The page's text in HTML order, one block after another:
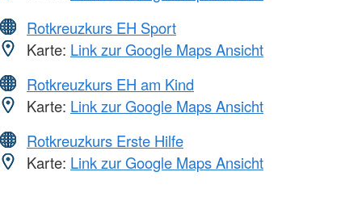
Rotkreuzkurs EH Sport
Karte: Link zur Google Maps Ansicht
Rotkreuzkurs EH am Kind
Karte: Link zur Google Maps Ansicht
Rotkreuzkurs Erste Hilfe
Karte: Link zur Google Maps Ansicht